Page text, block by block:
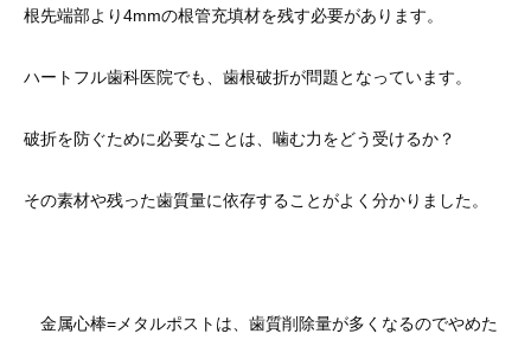
根先端部より4mmの根管充填材を残す必要があります。
ハートフル歯科医院でも、歯根破折が問題となっています。
破折を防ぐために必要なことは、噛む力をどう受けるか？
その素材や残った歯質量に依存することがよく分かりました。
金属心棒=メタルポストは、歯質削除量が多くなるのでやめた